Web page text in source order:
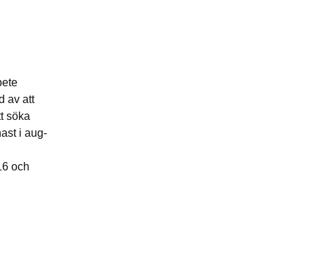
av att
söka
i aug-
och